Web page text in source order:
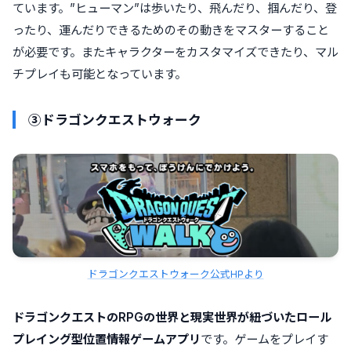
ています。”ヒューマン”は歩いたり、飛んだり、掴んだり、登
ったり、運んだりできるためのその動きをマスターすること
が必要です。またキャラクターをカスタマイズできたり、マル
チプレイも可能となっています。
③ドラゴンクエストウォーク
ドラゴンクエストウォーク公式HPより
ドラゴンクエストのRPGの世界と現実世界が紐づいたロール
プレイング型位置情報ゲームアプリです。ゲームをプレイす